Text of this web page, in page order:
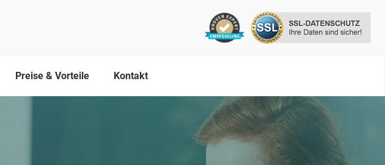
Preise & Vorteile Kontakt